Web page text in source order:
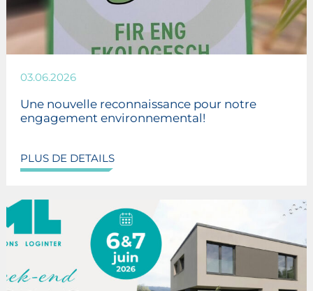
03.06.2026
Une nouvelle reconnaissance pour notre
engagement environnemental!
PLUS DE DETAILS